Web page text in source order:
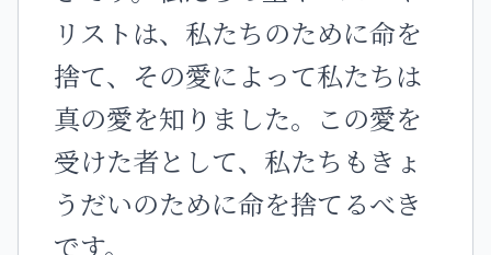
リストは、私たちのために命を
捨て、その愛によって私たちは
真の愛を知りました。この愛を
受けた者として、私たちもきょ
うだいのために命を捨てるべき
です。